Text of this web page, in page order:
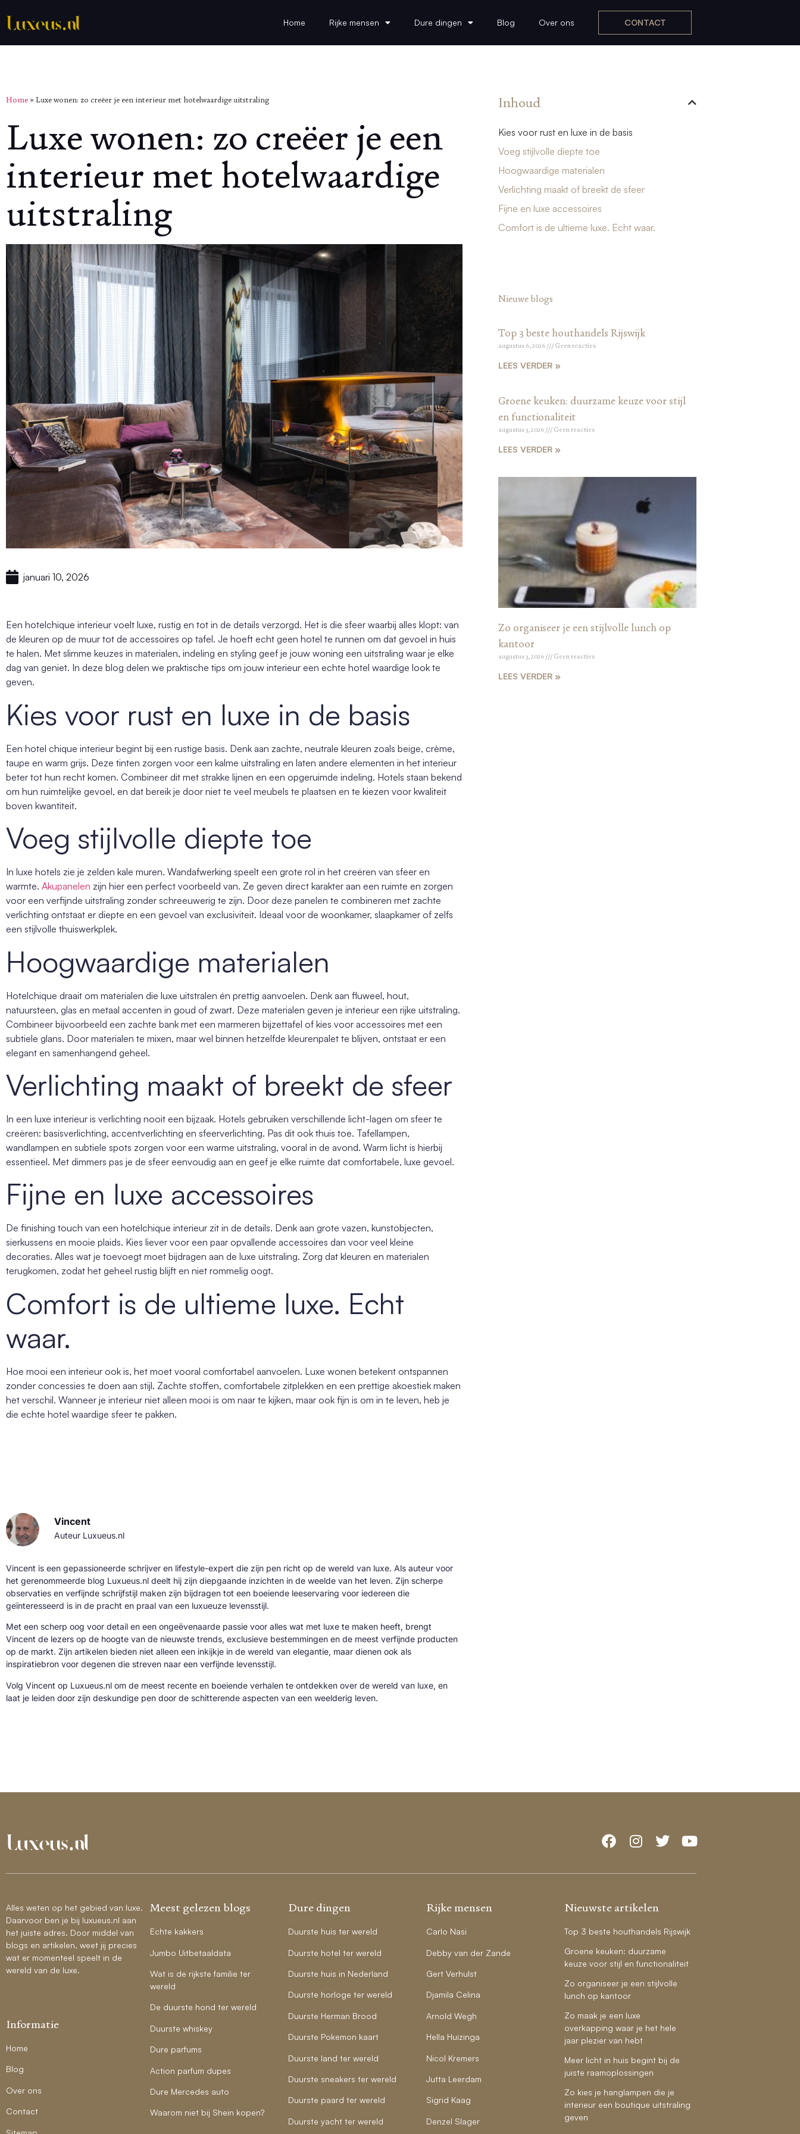
Home Rijke mensen Dure dingen Blog Over ons CONTACT
Home » Luxe wonen: zo creëer je een interieur met hotelwaardige uitstraling
Luxe wonen: zo creëer je een
interieur met hotelwaardige
uitstraling
januari 10, 2026
Een hotelchique interieur voelt luxe, rustig en tot in de details verzorgd. Het is die sfeer waarbij alles klopt: van
de kleuren op de muur tot de accessoires op tafel. Je hoeft echt geen hotel te runnen om dat gevoel in huis
te halen. Met slimme keuzes in materialen, indeling en styling geef je jouw woning een uitstraling waar je elke
dag van geniet. In deze blog delen we praktische tips om jouw interieur een echte hotel waardige look te
geven.
Kies voor rust en luxe in de basis
Een hotel chique interieur begint bij een rustige basis. Denk aan zachte, neutrale kleuren zoals beige, crème,
taupe en warm grijs. Deze tinten zorgen voor een kalme uitstraling en laten andere elementen in het interieur
beter tot hun recht komen. Combineer dit met strakke lijnen en een opgeruimde indeling. Hotels staan bekend
om hun ruimtelijke gevoel, en dat bereik je door niet te veel meubels te plaatsen en te kiezen voor kwaliteit
boven kwantiteit.
Voeg stijlvolle diepte toe
In luxe hotels zie je zelden kale muren. Wandafwerking speelt een grote rol in het creëren van sfeer en
warmte. Akupanelen zijn hier een perfect voorbeeld van. Ze geven direct karakter aan een ruimte en zorgen
voor een verfijnde uitstraling zonder schreeuwerig te zijn. Door deze panelen te combineren met zachte
verlichting ontstaat er diepte en een gevoel van exclusiviteit. Ideaal voor de woonkamer, slaapkamer of zelfs
een stijlvolle thuiswerkplek.
Hoogwaardige materialen
Hotelchique draait om materialen die luxe uitstralen én prettig aanvoelen. Denk aan fluweel, hout,
natuursteen, glas en metaal accenten in goud of zwart. Deze materialen geven je interieur een rijke uitstraling.
Combineer bijvoorbeeld een zachte bank met een marmeren bijzettafel of kies voor accessoires met een
subtiele glans. Door materialen te mixen, maar wel binnen hetzelfde kleurenpalet te blijven, ontstaat er een
elegant en samenhangend geheel.
Verlichting maakt of breekt de sfeer
In een luxe interieur is verlichting nooit een bijzaak. Hotels gebruiken verschillende licht-lagen om sfeer te
creëren: basisverlichting, accentverlichting en sfeerverlichting. Pas dit ook thuis toe. Tafellampen,
wandlampen en subtiele spots zorgen voor een warme uitstraling, vooral in de avond. Warm licht is hierbij
essentieel. Met dimmers pas je de sfeer eenvoudig aan en geef je elke ruimte dat comfortabele, luxe gevoel.
Fijne en luxe accessoires
De finishing touch van een hotelchique interieur zit in de details. Denk aan grote vazen, kunstobjecten,
sierkussens en mooie plaids. Kies liever voor een paar opvallende accessoires dan voor veel kleine
decoraties. Alles wat je toevoegt moet bijdragen aan de luxe uitstraling. Zorg dat kleuren en materialen
terugkomen, zodat het geheel rustig blijft en niet rommelig oogt.
Comfort is de ultieme luxe. Echt
waar.
Hoe mooi een interieur ook is, het moet vooral comfortabel aanvoelen. Luxe wonen betekent ontspannen
zonder concessies te doen aan stijl. Zachte stoffen, comfortabele zitplekken en een prettige akoestiek maken
het verschil. Wanneer je interieur niet alleen mooi is om naar te kijken, maar ook fijn is om in te leven, heb je
die echte hotel waardige sfeer te pakken.
Vincent
Auteur Luxueus.nl
Vincent is een gepassioneerde schrijver en lifestyle-expert die zijn pen richt op de wereld van luxe. Als auteur voor
het gerenommeerde blog Luxueus.nl deelt hij zijn diepgaande inzichten in de weelde van het leven. Zijn scherpe
observaties en verfijnde schrijfstijl maken zijn bijdragen tot een boeiende leeservaring voor iedereen die
geïnteresseerd is in de pracht en praal van een luxueuze levensstijl.
Met een scherp oog voor detail en een ongeëvenaarde passie voor alles wat met luxe te maken heeft, brengt
Vincent de lezers op de hoogte van de nieuwste trends, exclusieve bestemmingen en de meest verfijnde producten
op de markt. Zijn artikelen bieden niet alleen een inkijkje in de wereld van elegantie, maar dienen ook als
inspiratiebron voor degenen die streven naar een verfijnde levensstijl.
Volg Vincent op Luxueus.nl om de meest recente en boeiende verhalen te ontdekken over de wereld van luxe, en
laat je leiden door zijn deskundige pen door de schitterende aspecten van een weelderig leven.
Inhoud
Kies voor rust en luxe in de basis
Voeg stijlvolle diepte toe
Hoogwaardige materialen
Verlichting maakt of breekt de sfeer
Fijne en luxe accessoires
Comfort is de ultieme luxe. Echt waar.
Nieuwe blogs
Top 3 beste houthandels Rijswijk
augustus 6, 2026 Geen reacties
LEES VERDER »
Groene keuken: duurzame keuze voor stijl
en functionaliteit
augustus 3, 2026 Geen reacties
LEES VERDER »
Zo organiseer je een stijlvolle lunch op
kantoor
augustus 3, 2026 Geen reacties
LEES VERDER »
Alles weten op het gebied van luxe.
Daarvoor ben je bij luxueus.nl aan
het juiste adres. Door middel van
blogs en artikelen, weet jij precies
wat er momenteel speelt in de
wereld van de luxe.
Informatie
Home
Blog
Over ons
Contact
Meest gelezen blogs
Echte kakkers
Jumbo Uitbetaaldata
Wat is de rijkste familie ter
wereld
De duurste hond ter wereld
Duurste whiskey
Dure parfums
Action parfum dupes
Dure Mercedes auto
Waarom niet bij Shein kopen?
Dure dingen
Duurste huis ter wereld
Duurste hotel ter wereld
Duurste huis in Nederland
Duurste horloge ter wereld
Duurste Herman Brood
Duurste Pokemon kaart
Duurste land ter wereld
Duurste sneakers ter wereld
Duurste paard ter wereld
Duurste yacht ter wereld
Rijke mensen
Carlo Nasi
Debby van der Zande
Gert Verhulst
Djamila Celina
Arnold Wegh
Hella Huizinga
Nicol Kremers
Jutta Leerdam
Sigrid Kaag
Denzel Slager
Nieuwste artikelen
Top 3 beste houthandels Rijswijk
Groene keuken: duurzame
keuze voor stijl en functionaliteit
Zo organiseer je een stijlvolle
lunch op kantoor
Zo maak je een luxe
overkapping waar je het hele
jaar plezier van hebt
Meer licht in huis begint bij de
juiste raamoplossingen
Zo kies je hanglampen die je
interieur een boutique uitstraling
geven